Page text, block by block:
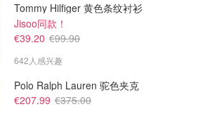
£58.00
2.1折！
Flannels UK
Tommy Hilfiger 黄色条纹衬衫
Jisoo同款！
€39.20 €99.90
642人感兴趣
Polo Ralph Lauren 驼色夹克
€207.99 €375.00